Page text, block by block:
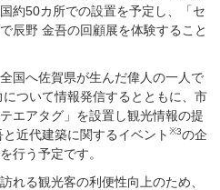
約50カ所での設置を予定し、「セ
辰野 金吾の回顧展を体験すること
国へ佐賀県が生んだ偉人の一人で
ついて情報発信するとともに、市
エアタグ」を設置し観光情報の提
近代建築に関するイベント ※3の企
行う予定です。
れる観光客の利便性向上のため、